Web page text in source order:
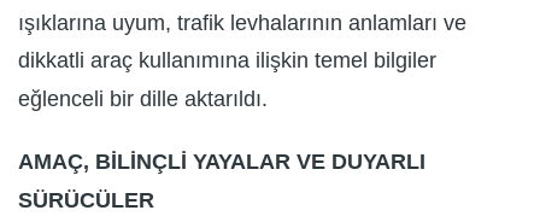
ışıklarına uyum, trafik levhalarının anlamları ve
dikkatli araç kullanımına ilişkin temel bilgiler
eğlenceli bir dille aktarıldı.
AMAÇ, BİLİNÇLİ YAYALAR VE DUYARLI
SÜRÜCÜLER